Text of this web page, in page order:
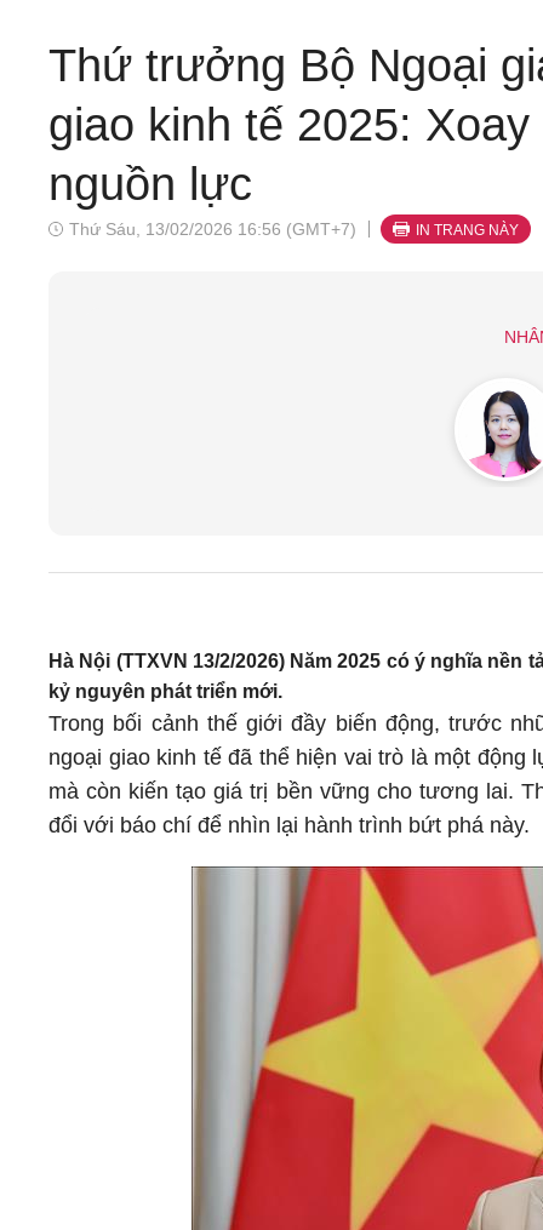
Thứ trưởng Bộ Ngoại
giao kinh tế 2025:
nguồn lực
Thứ Sáu, 13/02/2026 16:56 (GMT+7) IN TRANG NÀY
Hà Nội (TTXVN 13/2/2026) Năm 2025 có ý nghĩa
kỷ nguyên phát triển mới.
Trong bối cảnh thế giới đầy biến động, trước
ngoại giao kinh tế đã thể hiện vai trò là một động
mà còn kiến tạo giá trị bền vững cho tương lai.
đổi với báo chí để nhìn lại hành trình bứt phá này.